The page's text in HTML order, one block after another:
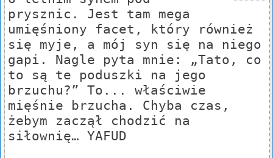
prysznic. Jest tam mega
umięśniony facet, który również
się myje, a mój syn się na niego
gapi. Nagle pyta mnie: „Tato, co
to są te poduszki na jego
brzuchu?” To... właściwie
mięśnie brzucha. Chyba czas,
żebym zaczął chodzić na
siłownię… YAFUD